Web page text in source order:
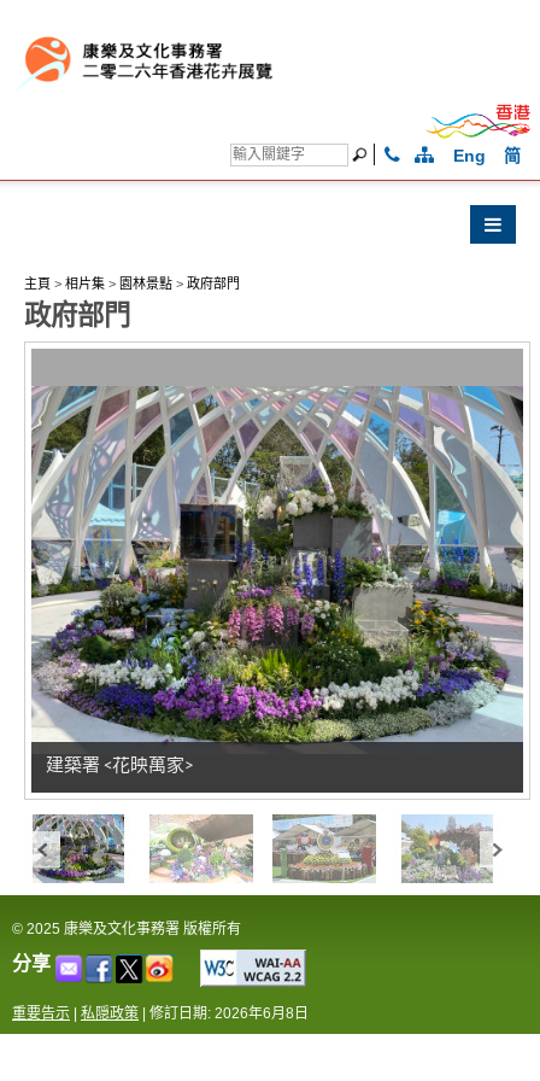
Eng 简
主頁 > 相片集 > 園林景點 > 政府部門
政府部門
建築署 <花映萬家>
© 2025 康樂及文化事務署 版權所有
分享
重要告示 | 私隠政策 | 修訂日期: 2026年6月8日